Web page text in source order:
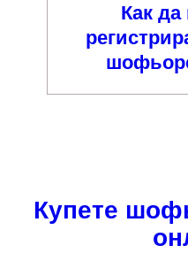
Как да
Купете